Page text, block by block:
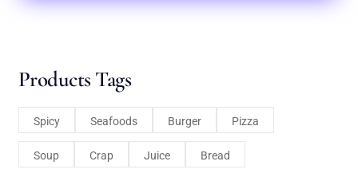
Products Tags
Spicy Seafoods Burger Pizza
Soup Crap Juice Bread